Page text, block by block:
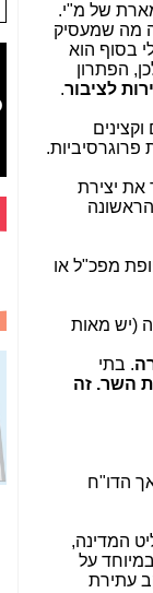
של מ"י.
זה מה שמעסיק
בסוף הוא
לכן, הפתרון
לציבור.
פרוגרסיביות.
את יצירת
5", כפי שנחשף בכתבה הראשונה
מפכ"ל או
(יש מאות
. בתי
השר. זה
הדו"ח
הנהלים (מעל ל-300) של פרקליט המדינה,
על
עתירת